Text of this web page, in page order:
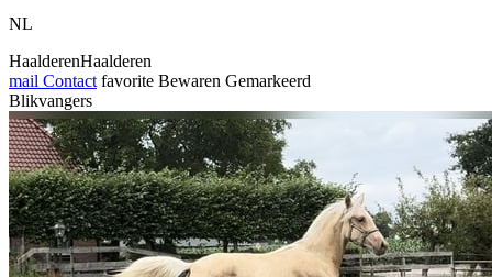
NL
HaalderenHaalderen
mail Contact favorite Bewaren Gemarkeerd
Blikvangers